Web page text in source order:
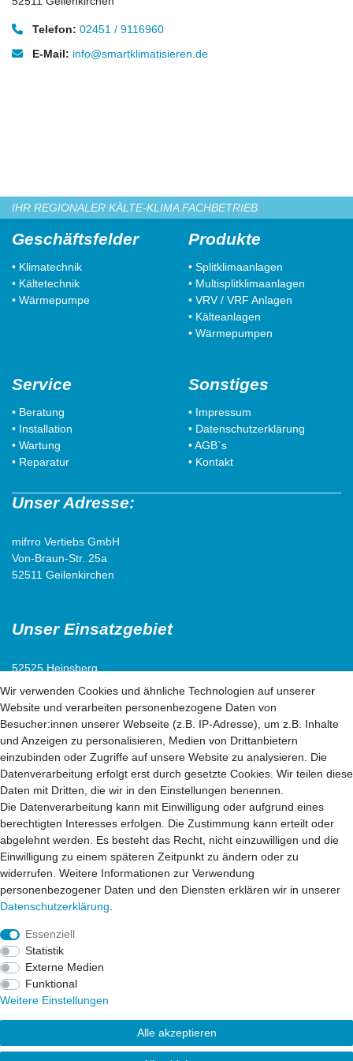
Telefon: 02451 / 9116960
E-Mail: info@smartklimatisieren.de
IHR REGIONALER KÄLTE-KLIMA FACHBETRIEB
Geschäftsfelder
• Klimatechnik
• Kältetechnik
• Wärmepumpe
Produkte
• Splitklimaanlagen
• Multisplitklimaanlagen
• VRV / VRF Anlagen
• Kälteanlagen
• Wärmepumpen
Service
• Beratung
• Installation
• Wartung
• Reparatur
Sonstiges
• Impressum
• Datenschutzerklärung
• AGB`s
• Kontakt
Unser Adresse:
mifrro Vertiebs GmbH
Von-Braun-Str. 25a
52511 Geilenkirchen
Unser Einsatzgebiet
52525 Heinsberg
52538 Selfkant
52511 Geilenkirchen
52222 Stolberg
52428 Jülich
52499 Baesweiler
52477 Alsdorf
52531 Übach-Palenberg
52134 Herzogenrath
52070 Aachen
41812 Erkelenz
41849 Wassenberg
41844 Wegberg
41836 Hückelhoven
53902 Eschweiler
mifrro Vertriebs GmbH - Von-Braun-Str. 25a - 52511
Wir verwenden Cookies und ähnliche Technologien auf unserer
Website und verarbeiten personenbezogene Daten von
Besucher:innen unserer Webseite (z.B. IP-Adresse), um z.B. Inhalte
und Anzeigen zu personalisieren, Medien von Drittanbietern
einzubinden oder Zugriffe auf unsere Website zu analysieren. Die
Datenverarbeitung erfolgt erst durch gesetzte Cookies. Wir teilen diese
Daten mit Dritten, die wir in den Einstellungen benennen.
Die Datenverarbeitung kann mit Einwilligung oder aufgrund eines
berechtigten Interesses erfolgen. Die Zustimmung kann erteilt oder
abgelehnt werden. Es besteht das Recht, nicht einzuwilligen und die
Einwilligung zu einem späteren Zeitpunkt zu ändern oder zu
widerrufen. Weitere Informationen zur Verwendung
personenbezogener Daten und den Diensten erklären wir in unserer
Daten­schutz­erklärung
Essenziell
Statistik
Externe Medien
Funktional
Weitere Einstellungen
Alle akzeptieren